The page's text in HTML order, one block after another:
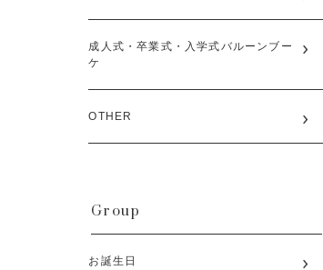
成人式・卒業式・入学式バルーンブー
ケ
OTHER
Group
お誕生日